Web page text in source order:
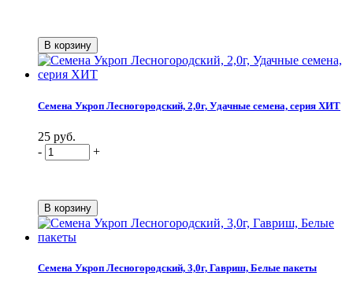
Семена Укроп Лесногородский, 2,0г, Удачные семена, серия ХИТ
25 руб.
-
+
Семена Укроп Лесногородский, 3,0г, Гавриш, Белые пакеты